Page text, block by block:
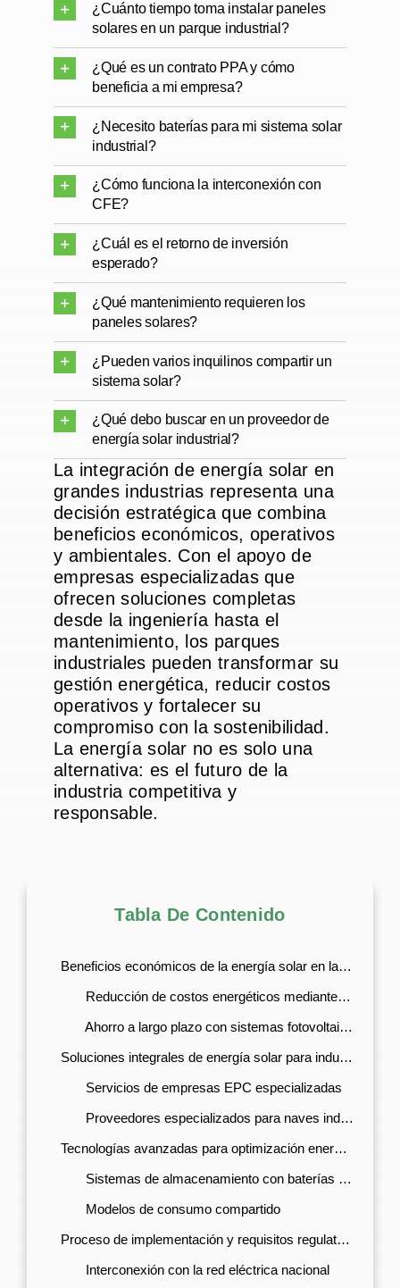
¿Cuánto tiempo toma instalar paneles
solares en un parque industrial?
¿Qué es un contrato PPA y cómo
beneficia a mi empresa?
¿Necesito baterías para mi sistema solar
industrial?
¿Cómo funciona la interconexión con
CFE?
¿Cuál es el retorno de inversión
esperado?
¿Qué mantenimiento requieren los
paneles solares?
¿Pueden varios inquilinos compartir un
sistema solar?
¿Qué debo buscar en un proveedor de
energía solar industrial?
La integración de energía solar en
grandes industrias representa una
decisión estratégica que combina
beneficios económicos, operativos
y ambientales. Con el apoyo de
empresas especializadas que
ofrecen soluciones completas
desde la ingeniería hasta el
mantenimiento, los parques
industriales pueden transformar su
gestión energética, reducir costos
operativos y fortalecer su
compromiso con la sostenibilidad.
La energía solar no es solo una
alternativa: es el futuro de la
industria competitiva y
responsable.
Tabla De Contenido
Beneficios económicos de la energía solar en la industria
Reducción de costos energéticos mediante PPA
Ahorro a largo plazo con sistemas fotovoltaicos
Soluciones integrales de energía solar para industrias
Servicios de empresas EPC especializadas
Proveedores especializados para naves industriales
Tecnologías avanzadas para optimización energética
Sistemas de almacenamiento con baterías BESS
Modelos de consumo compartido
Proceso de implementación y requisitos regulatorios
Interconexión con la red eléctrica nacional